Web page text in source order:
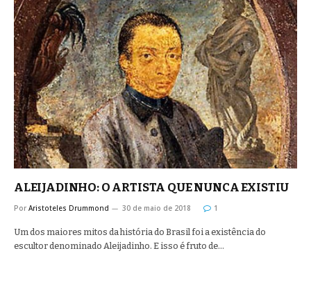
ALEIJADINHO: O ARTISTA QUE NUNCA EXISTIU
Por Aristoteles Drummond 30 de maio de 2018 1
Um dos maiores mitos da história do Brasil foi a existência do
escultor denominado Aleijadinho. E isso é fruto de…